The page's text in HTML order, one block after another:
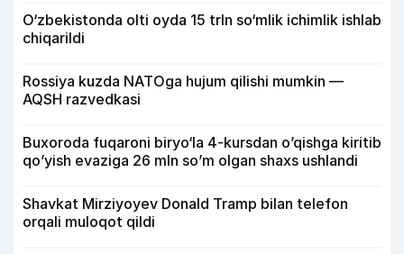
O‘zbekistonda olti oyda 15 trln so‘mlik ichimlik ishlab
chiqarildi
Rossiya kuzda NATOga hujum qilishi mumkin —
AQSH razvedkasi
Buxoroda fuqaroni biryo‘la 4-kursdan o’qishga kiritib
qo’yish evaziga 26 mln so’m olgan shaxs ushlandi
Shavkat Mirziyoyev Donald Tramp bilan telefon
orqali muloqot qildi